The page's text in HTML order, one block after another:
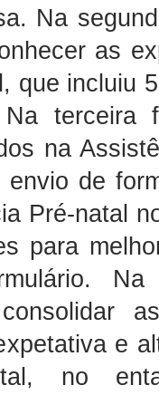
Na
as
que incluiu
terceira
na
envio de
Pré-natal
para
consolidar
e
no